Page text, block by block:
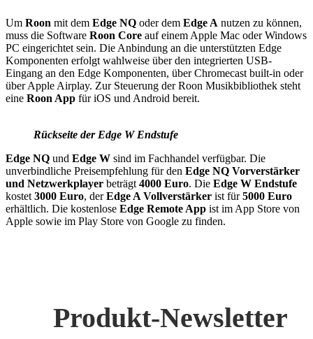
Um Roon mit dem Edge NQ oder dem Edge A nutzen zu können,
muss die Software Roon Core auf einem Apple Mac oder Windows
PC eingerichtet sein. Die Anbindung an die unterstützten Edge
Komponenten erfolgt wahlweise über den integrierten USB-
Eingang an den Edge Komponenten, über Chromecast built-in oder
über Apple Airplay. Zur Steuerung der Roon Musikbibliothek steht
eine Roon App für iOS und Android bereit.
Rückseite der Edge W Endstufe
Edge NQ und Edge W sind im Fachhandel verfügbar. Die
unverbindliche Preisempfehlung für den Edge NQ Vorverstärker
und Netzwerkplayer beträgt 4000 Euro. Die Edge W Endstufe
kostet 3000 Euro, derEdge A Vollverstärker ist für5000 Euro
erhältlich. Die kostenlose Edge Remote App ist im App Store von
Apple sowie im Play Store von Google zu finden.
Produkt-Newsletter